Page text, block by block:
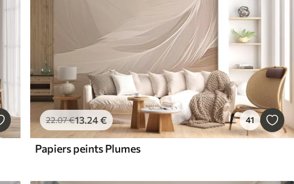
22.07€13.24€ 41
Papiers peints Plumes